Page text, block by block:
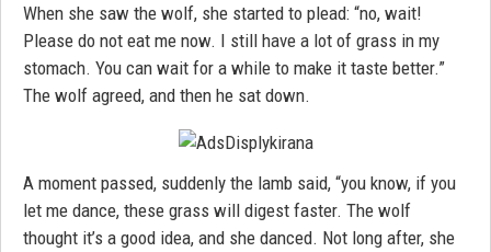
When she saw the wolf, she started to plead: “no, wait!
Please do not eat me now. I still have a lot of grass in my
stomach. You can wait for a while to make it taste better.”
The wolf agreed, and then he sat down.
A moment passed, suddenly the lamb said, “you know, if you
let me dance, these grass will digest faster. The wolf
thought it’s a good idea, and she danced. Not long after, she